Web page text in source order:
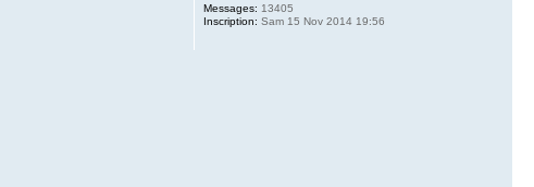
Messages: 13405
Inscription: Sam 15 Nov 2014 19:56